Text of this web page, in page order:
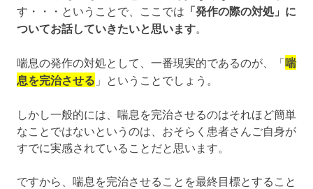
す・・・ということで、ここでは 「発作の際の対処」に
ついてお話していきたいと思います。
喘息の発作の対処として、一番現実的であるのが、「喘
息を完治させる 」ということでしょう。
しかし一般的には、喘息を完治させるのはそれほど簡単
なことではないというのは、おそらく患者さんご自身が
すでに実感されていることだと思います。
ですから、喘息を完治させることを最終目標とすること